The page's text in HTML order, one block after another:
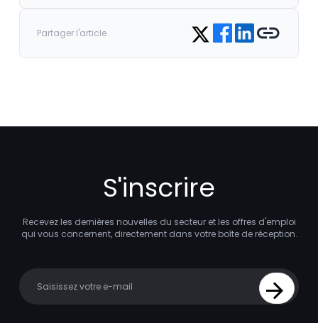
Partager l'article Share on Twitter
Share on Facebook
Share on LinkedIn
Copy link
S'inscrire
Recevez les dernières nouvelles du secteur et les offres d'emploi
qui vous concernent, directement dans votre boîte de réception.
Sign Up